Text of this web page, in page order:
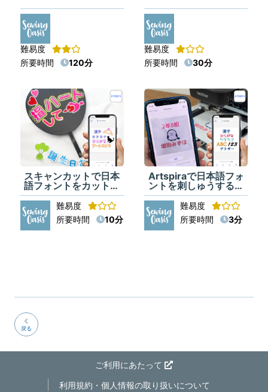
難易度
所要時間
120分
難易度
所要時間
30分
スキャンカットで日本
語フォントをカットす
る方法（Artspira）
難易度
所要時間
10分
Artspiraで日本語フォ
ントを刺しゅうする方
法（Artspira）
難易度
所要時間
3分
戻る
ご利用にあたって
利用規約・個人情報の取り扱いについて